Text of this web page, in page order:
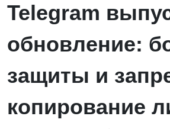
Telegram
обновление:
защиты и
копирование